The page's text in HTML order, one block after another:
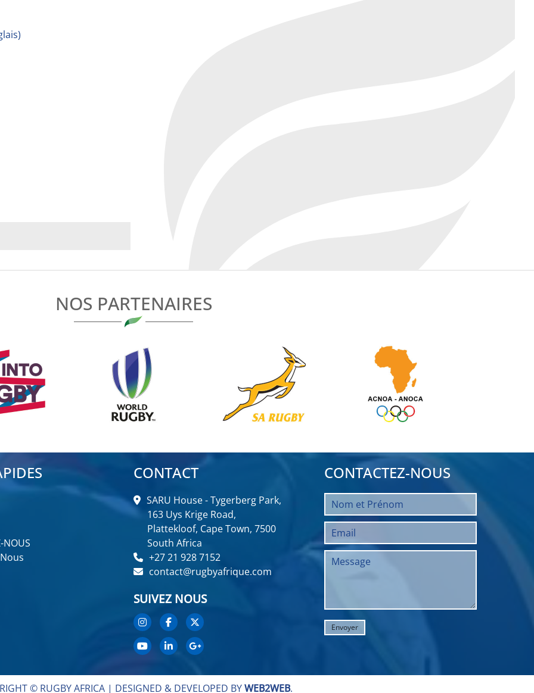
)
NOS PARTENAIRES
NOUS
CONTACT
SARU House - Tygerberg Park,
163 Uys Krige Road,
Plattekloof, Cape Town, 7500
South Africa
+27 21 928 7152
contact@rugbyafrique.com
SUIVEZ NOUS
CONTACTEZ-NOUS
© RUGBY AFRICA | DESIGNED & DEVELOPED BYWEB2WEB.